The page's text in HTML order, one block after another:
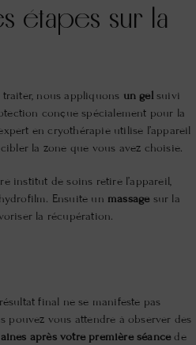
étapes sur la
nous appliquons un gelsuivi
conçue spécialement pour la
en cryothérapie utilise l’appareil
la zone que vous avez choisie.
institut de soins retire l’appareil,
Ensuite un massage sur la
la récupération.
final ne se manifeste pas
pouvez vous attendre à observer des
après votre première séance de